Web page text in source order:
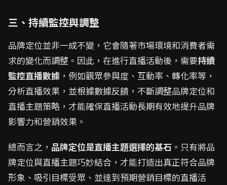
三、持續監控與調整
品牌定位並非一成不變，它會隨著市場環境和消費者需
求的變化而調整。因此，在進行直播活動後，需要持續
監控直播數據 ，例如觀眾參與度、互動率、轉化率等，
分析直播效果，並根據數據反饋，不斷調整品牌定位和
直播主題策略，才能確保直播活動長期有效地提升品牌
影響力和營銷效果。
總而言之， 品牌定位是直播主題選擇的基石 。只有將品
牌定位與直播主題巧妙結合，才能打造出真正符合品牌
形象、吸引目標受眾、並達到預期營銷目標的直播活